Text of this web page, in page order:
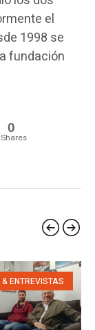
el
1998 se
fundación
0
Shares
ENTREVISTAS